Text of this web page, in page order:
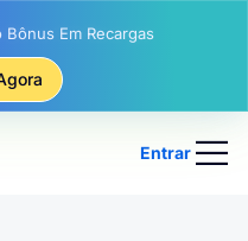
Estáticas De IP
Rotativas De IP
Entrar